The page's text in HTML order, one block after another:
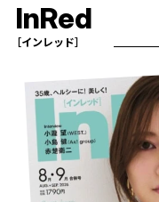
InRed
［インレッド］